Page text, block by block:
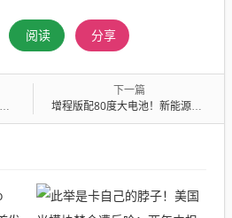
阅读 分享
下一篇
增程版配80度大电池！新能源MPV搅局者零跑D99提档上市